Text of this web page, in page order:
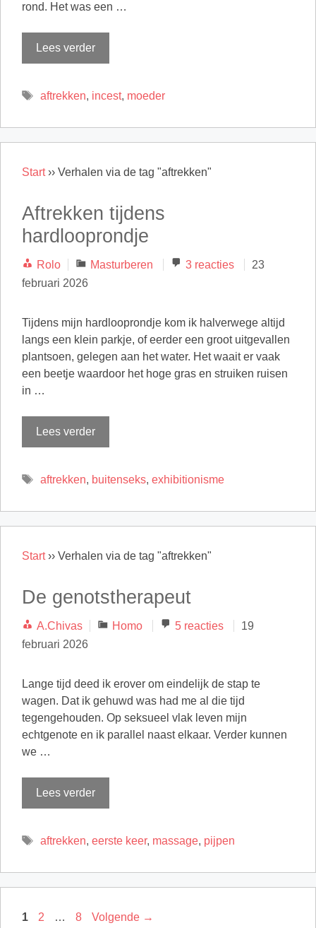
rond. Het was een …
Lees verder
Tags
aftrekken, incest, moeder
Start›› Verhalen via de tag "aftrekken"
Aftrekken tijdens
hardlooprondje
Rolo Categorieën
Masturberen 3 reacties
23
februari 2026
Tijdens mijn hardlooprondje kom ik halverwege altijd
langs een klein parkje, of eerder een groot uitgevallen
plantsoen, gelegen aan het water. Het waait er vaak
een beetje waardoor het hoge gras en struiken ruisen
in …
Lees verder
Tags
aftrekken, buitenseks, exhibitionisme
Start›› Verhalen via de tag "aftrekken"
De genotstherapeut
A.Chivas Categorieën
Homo 5 reacties
19
februari 2026
Lange tijd deed ik erover om eindelijk de stap te
wagen. Dat ik gehuwd was had me al die tijd
tegengehouden. Op seksueel vlak leven mijn
echtgenote en ik parallel naast elkaar. Verder kunnen
we …
Lees verder
Tags
aftrekken, eerste keer, massage, pijpen
Pagina
1 Pagina
2 … Pagina
8 Volgende →